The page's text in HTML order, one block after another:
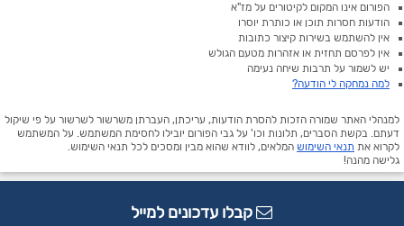
הפורום אינו המקום לקיטורים על מז"א
הודעות חסרות תוכן או כותרת יוסרו
אין להשתמש בשירות קיצור כתובות
אין לפרסם תחזית או אזהרות מטעם הגולש
יש לשמור על תרבות שיחה נעימה
למה נמחקה לי הודעה?
למנהלי האתר שמורה הזכות להסרת הודעות, עריכתן, העברתן משרשור לשרשור על פי שיקול
דעתם. בקשת הסברים, תלונות וכו' על גבי הפורום יובילו לחסימת המשתמש. על המשתמש
לקרוא את תנאי השימוש המלאים, לוודא שהוא מבין ומסכים לכל תנאי השימוש.
גלישה מהנה!
קבלו עדכונים למייל